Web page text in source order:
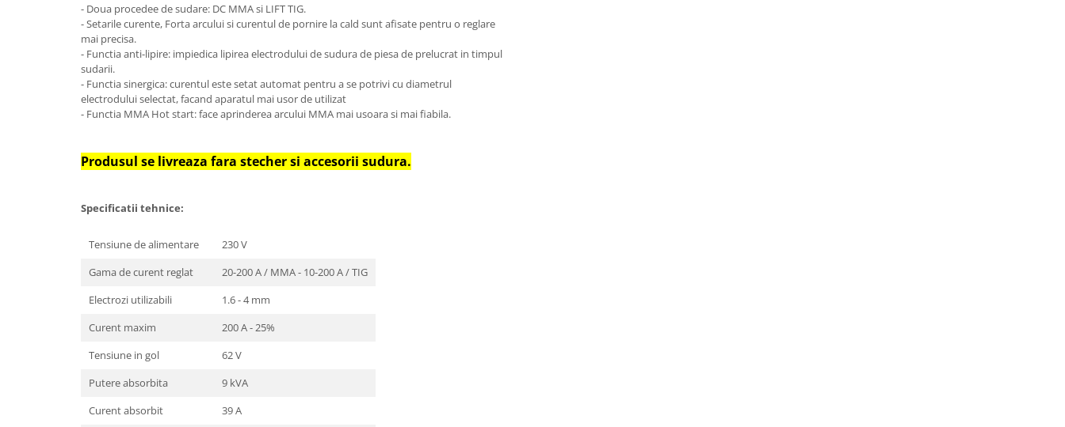
Accesorii generatoare
Generatoare de curent continuu
Statii de alimentare portabile
Utilaje agricole
Motocositoare
Pachete motocultoare
Masini de tuns gazon
Aparate de spalat cu presiune
Foarfece gard viu
Freze de zapada
- Doua procedee de sudare: DC MMA si LIFT TIG.
- Setarile curente, Forta arcului si curentul de pornire la cald sunt afisate pentru o reglare
mai precisa.
- Functia anti-lipire: impiedica lipirea electrodului de sudura de piesa de prelucrat in timpul
sudarii.
- Functia sinergica: curentul este setat automat pentru a se potrivi cu diametrul
electrodului selectat, facand aparatul mai usor de utilizat
- Functia MMA Hot start: face aprinderea arcului MMA mai usoara si mai fiabila.
Produsul se livreaza fara stecher si accesorii sudura.
Specificatii tehnice:
Tensiune de alimentare
230 V
Gama de curent reglat
20-200 A / MMA - 10-200 A / TIG
Electrozi utilizabili
1.6 - 4 mm
Curent maxim
200 A - 25%
Tensiune in gol
62 V
Putere absorbita
9 kVA
Curent absorbit
39 A